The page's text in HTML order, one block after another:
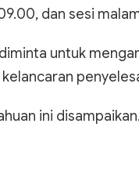
dan sesi
untuk
ini disampaikan.